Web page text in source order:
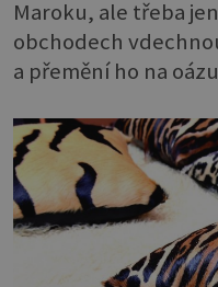
Maroku, ale třeba
obchodech
a přemění ho na